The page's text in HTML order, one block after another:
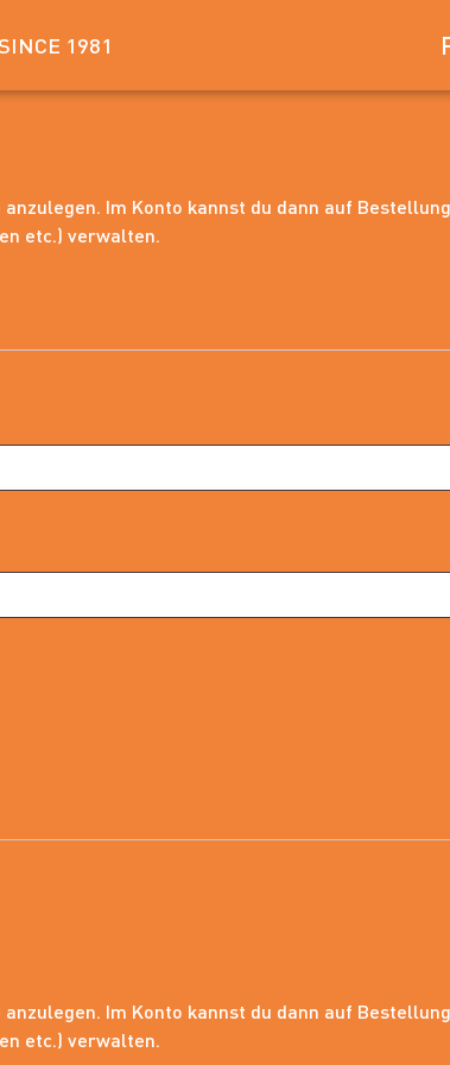
1981
Im Konto kannst du dann auf
etc.) verwalten.
Im Konto kannst du dann auf
etc.) verwalten.